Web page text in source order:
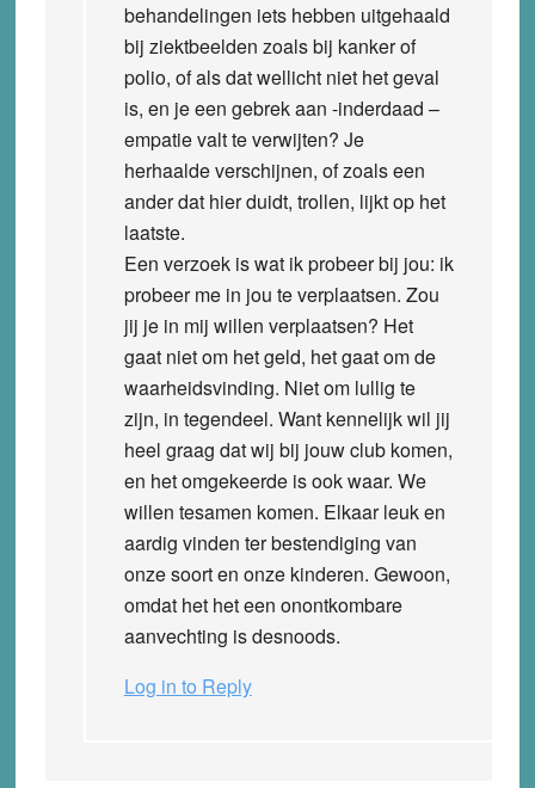
behandelingen iets hebben uitgehaald
bij ziektbeelden zoals bij kanker of
polio, of als dat wellicht niet het geval
is, en je een gebrek aan -inderdaad –
empatie valt te verwijten? Je
herhaalde verschijnen, of zoals een
ander dat hier duidt, trollen, lijkt op het
laatste.
Een verzoek is wat ik probeer bij jou: ik
probeer me in jou te verplaatsen. Zou
jij je in mij willen verplaatsen? Het
gaat niet om het geld, het gaat om de
waarheidsvinding. Niet om lullig te
zijn, in tegendeel. Want kennelijk wil jij
heel graag dat wij bij jouw club komen,
en het omgekeerde is ook waar. We
willen tesamen komen. Elkaar leuk en
aardig vinden ter bestendiging van
onze soort en onze kinderen. Gewoon,
omdat het het een onontkombare
aanvechting is desnoods.
Log in to Reply